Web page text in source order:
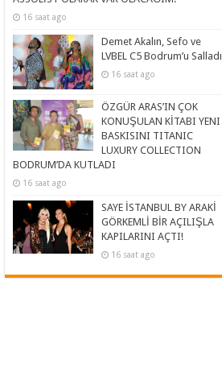
16 saat ago
Demet Akalın, Sefo ve
LVBEL C5 Bodrum’u Salladı
16 saat ago
ÖZGÜR ARAS’IN ÇOK
KONUŞULAN KİTABI YENI
BASKISINI TITANIC
LUXURY COLLECTION
BODRUM’DA KUTLADI
16 saat ago
SAYE İSTANBUL BY ARAKİ
GÖRKEMLİ BİR AÇILIŞLA
KAPILARINI AÇTI!
16 saat ago